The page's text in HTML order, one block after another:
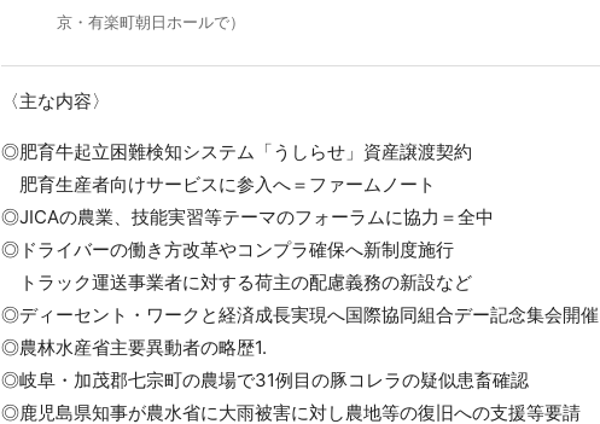
京・有楽町朝日ホールで）
〈主な内容〉
◎肥育牛起立困難検知システム「うしらせ」資産譲渡契約
肥育生産者向けサービスに参入へ＝ファームノート
◎JICAの農業、技能実習等テーマのフォーラムに協力＝全中
◎ドライバーの働き方改革やコンプラ確保へ新制度施行
トラック運送事業者に対する荷主の配慮義務の新設など
◎ディーセント・ワークと経済成長実現へ国際協同組合デー記念集会開催
◎農林水産省主要異動者の略歴1.
◎岐阜・加茂郡七宗町の農場で31例目の豚コレラの疑似患畜確認
◎鹿児島県知事が農水省に大雨被害に対し農地等の復旧への支援等要請